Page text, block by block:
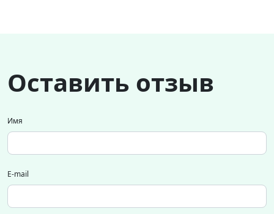
Оставить отзыв
Имя
E-mail